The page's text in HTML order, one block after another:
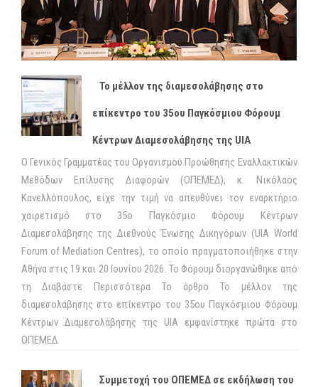
Το μέλλον της διαμεσολάβησης στο
επίκεντρο του 35ου Παγκόσμιου Φόρουμ
Κέντρων Διαμεσολάβησης της UIA
Ο Γενικός Γραμματέας του Οργανισμού Προώθησης Εναλλακτικών
Μεθόδων Επίλυσης Διαφορών (ΟΠΕΜΕΔ), κ. Νικόλαος
Κανελλόπουλος, είχε την τιμή να απευθύνει τον εναρκτήριο
χαιρετισμό στο 35ο Παγκόσμιο Φόρουμ Κέντρων
Διαμεσολάβησης της Διεθνούς Ένωσης Δικηγόρων (UIA World
Forum of Mediation Centres), το οποίο πραγματοποιήθηκε στην
Αθήνα στις 19 και 20 Ιουνίου 2026. Το Φόρουμ διοργανώθηκε από
τη Διαβάστε Περισσότερα Το άρθρο Το μέλλον της
διαμεσολάβησης στο επίκεντρο του 35ου Παγκόσμιου Φόρουμ
Κέντρων Διαμεσολάβησης της UIA εμφανίστηκε πρώτα στο
ΟΠΕΜΕΔ.
Συμμετοχή του ΟΠΕΜΕΔ σε εκδήλωση του